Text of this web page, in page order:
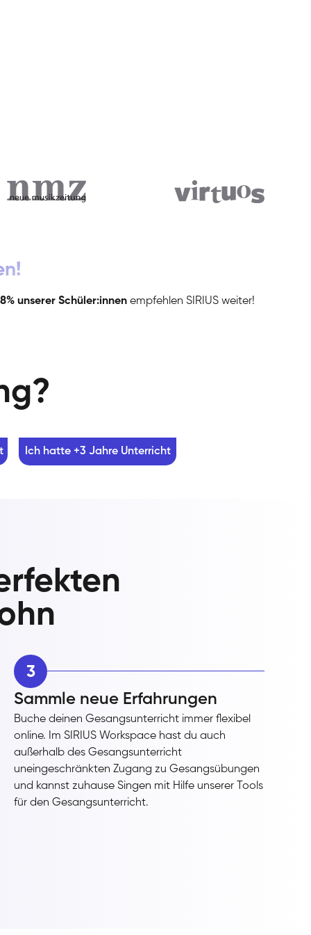
unserer Schüler:innen empfehlen SIRIUS weiter!
Ich hatte +3 Jahre Unterricht
3
Sammle neue Erfahrungen
Buche deinen Gesangsunterricht immer flexibel
online. Im SIRIUS Workspace hast du auch
außerhalb des Gesangsunterricht
uneingeschränkten Zugang zu Gesangsübungen
und kannst zuhause Singen mit Hilfe unserer Tools
für den Gesangsunterricht.